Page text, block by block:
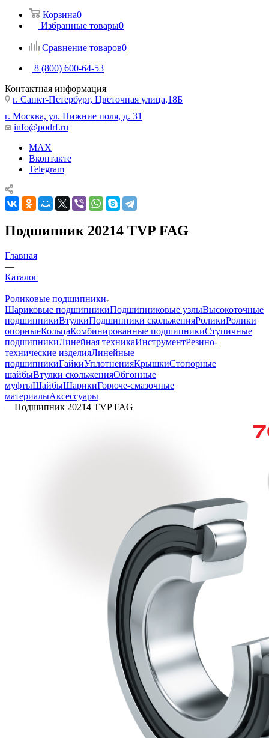
Корзина0
Избранные товары0
Сравнение товаров0
8 (800) 600-64-53
Контактная информация
г. Санкт-Петербург, Цветочная улица,18Б
г. Москва, ул. Нижние поля, д. 31
info@podrf.ru
MAX
Вконтакте
Telegram
Подшипник 20214 TVP FAG
Главная
—
Каталог
—
Роликовые подшипники
Шариковые подшипникиПодшипниковые узлыВысокоточные
подшипникиВтулкиПодшипники скольженияРоликиРолики
опорныеКольцаКомбинированные подшипникиСтупичные
подшипникиЛинейная техникаИнструментРезино-
технические изделияЛинейные
подшипникиГайкиУплотненияКрышкиСтопорные
шайбыВтулки скольженияОбгонные
муфтыШайбыШарикиГорюче-смазочные
материалыАксессуары
—Подшипник 20214 TVP FAG